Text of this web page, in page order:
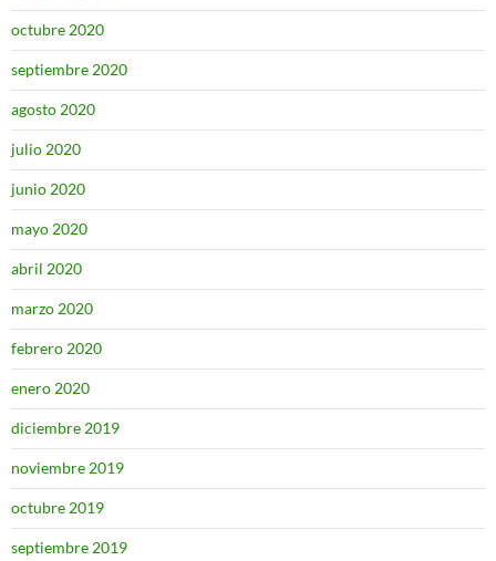
octubre 2020
septiembre 2020
agosto 2020
julio 2020
junio 2020
mayo 2020
abril 2020
marzo 2020
febrero 2020
enero 2020
diciembre 2019
noviembre 2019
octubre 2019
septiembre 2019